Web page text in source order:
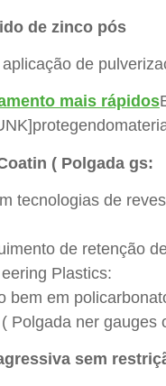
de zinco pós
de
mais rápidos
( Polgada gs:
tecnologias de
de retenção
Plastics:
bem em
Polgada ner
sem